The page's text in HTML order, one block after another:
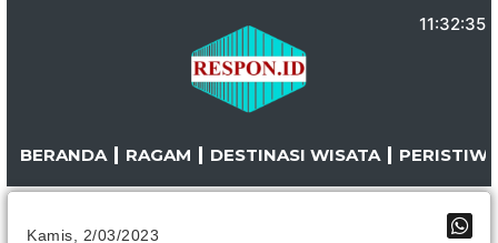
11:32:35
BERANDA RAGAM DESTINASI WISATA PERISTIWA
Kamis, 2/03/2023